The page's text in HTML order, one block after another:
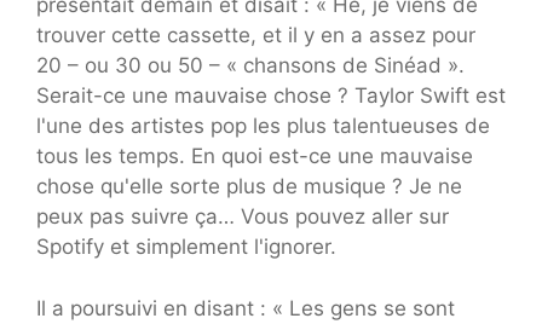
présentait demain et disait : « Hé, je viens de
trouver cette cassette, et il y en a assez pour
20 – ou 30 ou 50 – « chansons de Sinéad ».
Serait-ce une mauvaise chose ? Taylor Swift est
l'une des artistes pop les plus talentueuses de
tous les temps. En quoi est-ce une mauvaise
chose qu'elle sorte plus de musique ? Je ne
peux pas suivre ça… Vous pouvez aller sur
Spotify et simplement l'ignorer.
Il a poursuivi en disant : « Les gens se sont